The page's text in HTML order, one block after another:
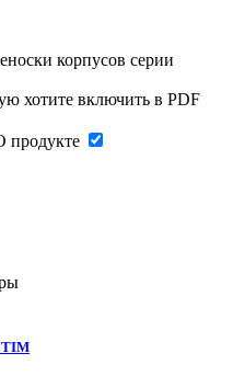
корпусов серии
хотите включить в PDF
продукте